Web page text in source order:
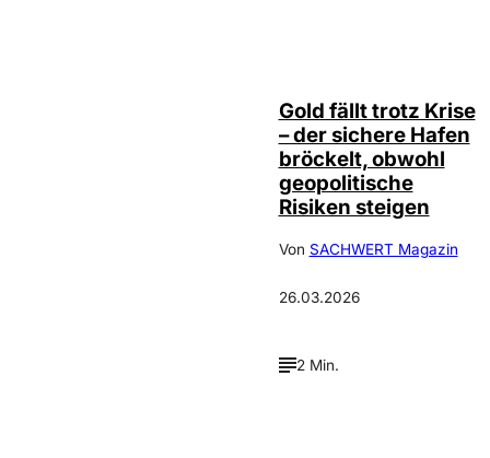
Gold fällt trotz Krise
– der sichere Hafen
bröckelt, obwohl
geopolitische
Risiken steigen
Von SACHWERT Magazin
26.03.2026
2 Min.